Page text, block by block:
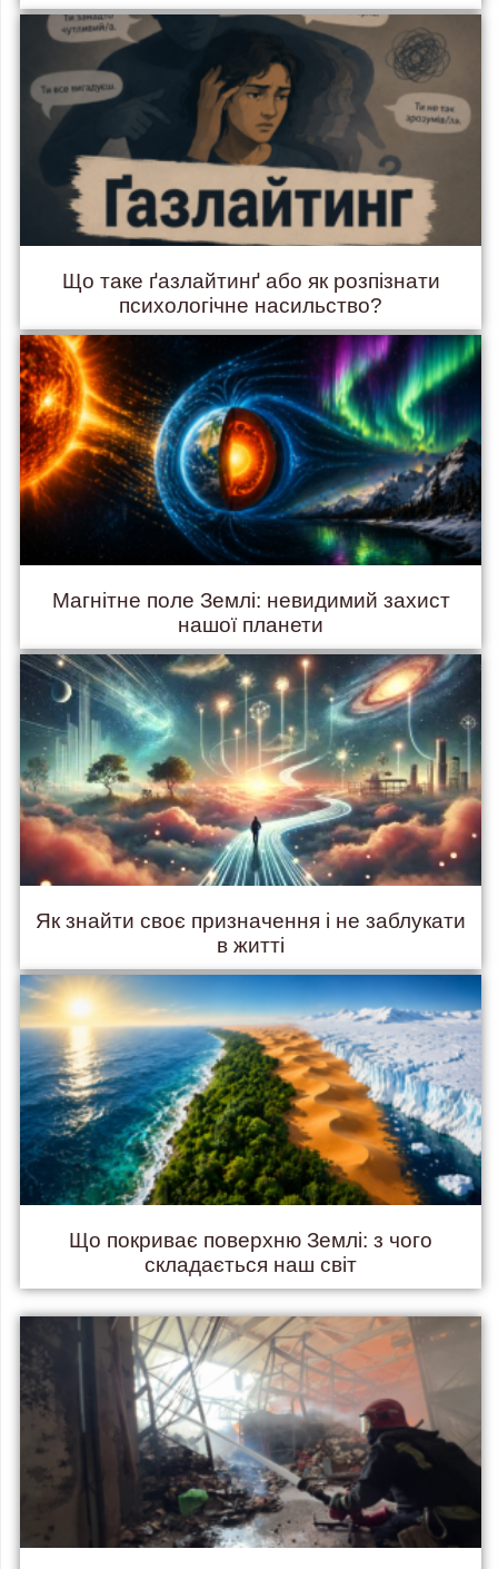
Що таке ґазлайтинґ або як розпізнати
психологічне насильство?
Магнітне поле Землі: невидимий захист
нашої планети
Як знайти своє призначення і не заблукати
в житті
Що покриває поверхню Землі: з чого
складається наш світ